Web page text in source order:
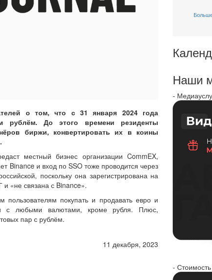
о том, что с 31 января 2024 года
рублём. До этого времени резиденты
биржи, конвертировать их в коины
местный бизнес организации CommEX,
Binance и вход по SSO тоже проводится через
поскольку она зарегистрирована на
«не связана с Binance».
пользователям покупать и продавать евро и
с любыми валютами, кроме рубля. Плюс,
пар с рублём.
11 декабря, 2023
Наши
-
-